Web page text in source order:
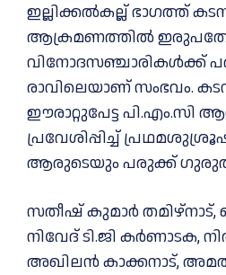
ഇല്ലിക്കല്‍കല്ല് ഭാഗത്ത്
ആക്രമണത്തില്‍
വിനോദസഞ്ചാരികള്‍ക്ക്
രാവിലെയാണ് സംഭവം.
ഈരാറ്റുപേട്ട പി.എം.സി
പ്രവേശിപ്പിച്ച്
ആരുടെയും പരുക്ക്
സതീഷ് കുമാര്‍ തമിഴ്‌നാട്,
നിവേദ് ടി.ജി കര്‍ണാടക,
അഖിലന്‍ കാക്കനാട്,